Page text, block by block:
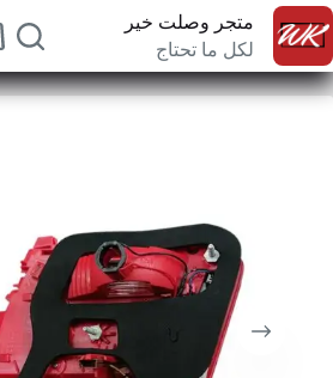
متجر وصلت خير
لكل ما تحتاج